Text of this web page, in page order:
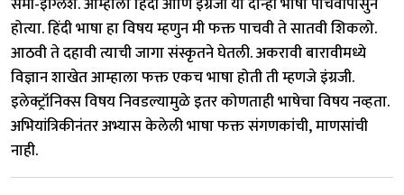
होत्या. हिंदी भाषा हा विषय म्हणुन मी फक्त पाचवी ते सातवी शिकलो.
आठवी ते दहावी त्याची जागा संस्कृतने घेतली. अकरावी बारावीमध्ये
विज्ञान शाखेत आम्हाला फक्त एकच भाषा होती ती म्हणजे इंग्रजी.
इलेक्ट्रॉनिक्स विषय निवडल्यामुळे इतर कोणताही भाषेचा विषय नव्हता.
अभियांत्रिकीनंतर अभ्यास केलेली भाषा फक्त संगणकांची, माणसांची
नाही.